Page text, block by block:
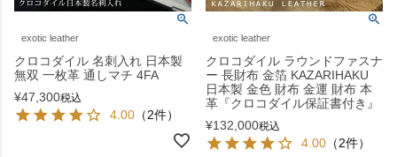
exotic leather
クロコダイル 名刺入れ 日本製
無双 一枚革 通しマチ 4FA
¥47,300税込
4.00 （2件）
exotic leather
クロコダイル ラウンドファスナ
ー 長財布 金箔 KAZARIHAKU
日本製 金色 財布 金運 財布 本
革『クロコダイル保証書付き』
¥132,000税込
4.00 （2件）